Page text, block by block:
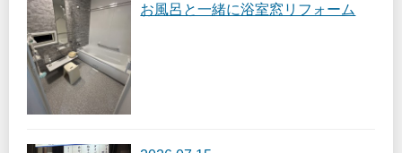
お風呂と一緒に浴室窓リフォーム